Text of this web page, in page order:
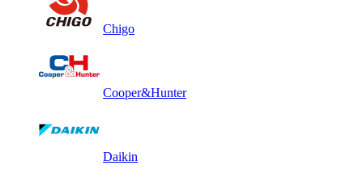
Chigo
Cooper&Hunter
Daikin